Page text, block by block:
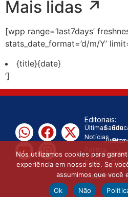
Mais lidas ↗️
[wpp range=’last7days’
stats_date_format=’d/m/Y’
{title}{date}
‘]
Editoriais:
Últimas
Notícias
Bahia
Esportes
Saúde
Justiça
Brasil
Cultura
Peão
Nós utilizamos cookies para
experiência em nosso site. Se
assumimos que você
Ok
Não